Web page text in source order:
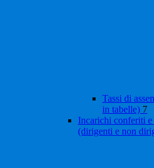
Tassi di
in tabelle) 7
Incarichi conferiti
(dirigenti e non